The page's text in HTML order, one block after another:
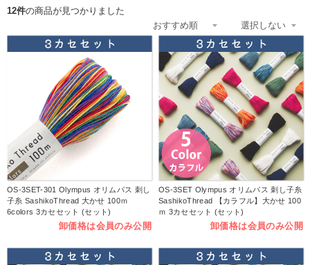
12件の商品が見つかりました
OS-3SET-301 Olympus オリムパス 刺し
子糸 SashikoThread 大かせ 100ｍ
6colors 3カセセット (セット)
卸価格は会員のみ公開
OS-3SET Olympus オリムパス 刺し子糸
SashikoThread 【カラフル】大かせ 100
ｍ 3カセセット (セット)
卸価格は会員のみ公開